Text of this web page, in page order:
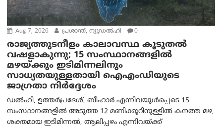
Aug 7, 2026 പ്രശാന്ത്, ന്യൂഡല്‍ഹി 0
രാജ്യത്തുടനീളം കാലാവസ്ഥ കൂടുതൽ
വഷളാകുന്നു; 15 സംസ്ഥാനങ്ങളിൽ
മഴയ്ക്കും ഇടിമിന്നലിനും
സാധ്യതയുള്ളതായി ഐഎംഡിയുടെ
ജാഗ്രതാ നിർദ്ദേശം
ഡൽഹി, ഉത്തർപ്രദേശ്, ബീഹാർ എന്നിവയുൾപ്പെടെ 15
സംസ്ഥാനങ്ങളിൽ അടുത്ത 12 മണിക്കൂറിനുള്ളിൽ കനത്ത മഴ,
ശക്തമായ ഇടിമിന്നൽ, ആലിപ്പഴം എന്നിവയ്ക്ക്